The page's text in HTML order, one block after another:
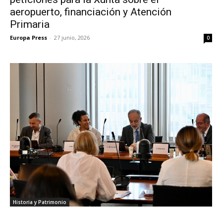
aeropuerto, financiación y Atención
Primaria
Europa Press - 27 junio, 2026 0
Historia y Patrimonio